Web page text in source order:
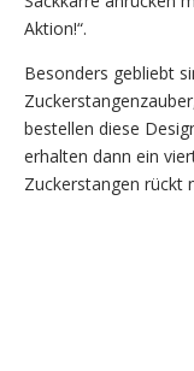
Aktion!“.
Besonders gebliebt
bestellen diese
erhalten dann ein
Zuckerstangen rückt